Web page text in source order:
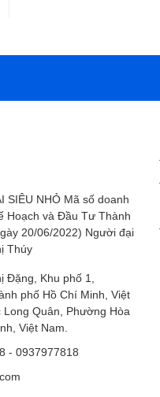
SIÊU NHỎ Mã số doanh
Hoạch và Đầu Tư Thành
20/06/2022) Người đại
Thúy
Đặng, Khu phố 1,
phố Hồ Chí Minh, Việt
Quân, Phường Hòa
Việt Nam.
- 0937977818